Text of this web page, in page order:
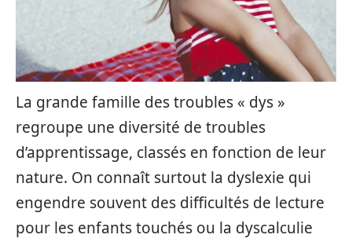
La grande famille des troubles « dys »
regroupe une diversité de troubles
d’apprentissage, classés en fonction de leur
nature. On connaît surtout la dyslexie qui
engendre souvent des difficultés de lecture
pour les enfants touchés ou la dyscalculie